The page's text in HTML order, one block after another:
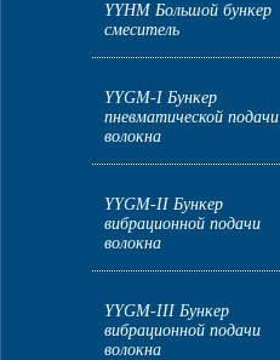
YYHM Большой бункер
смеситель
YYGM-I Бункер
пневматической подачи
волокна
YYGM-II Бункер
вибрационной подачи
волокна
YYGM-III Бункер
вибрационной подачи
волокна